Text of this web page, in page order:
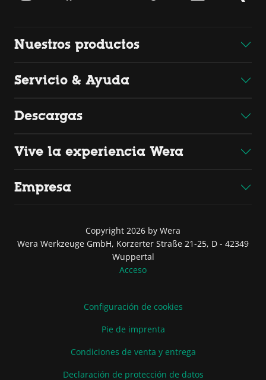
Nuestros productos
Servicio & Ayuda
Descargas
Vive la experiencia Wera
Empresa
Copyright 2026 by Wera
Wera Werkzeuge GmbH, Korzerter Straße 21-25, D - 42349
Wuppertal
Acceso
Configuración de cookies
Pie de imprenta
Condiciones de venta y entrega
Declaración de protección de datos